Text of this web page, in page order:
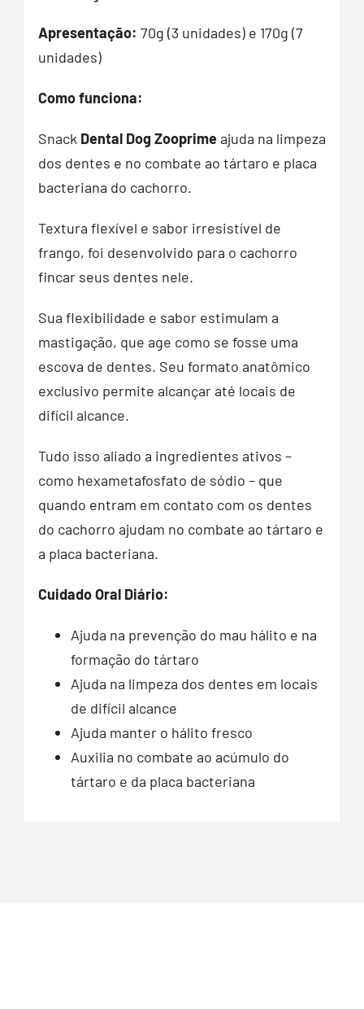
Apresentação: 70g (3 unidades) e 170g (7
unidades)
Como funciona:
Snack Dental Dog Zooprimeajuda na limpeza
dos dentes e no combate ao tártaro e placa
bacteriana do cachorro.
Textura flexível e sabor irresistível de
frango, foi desenvolvido para o cachorro
fincar seus dentes nele.
Sua flexibilidade e sabor estimulam a
mastigação, que age como se fosse uma
escova de dentes. Seu formato anatômico
exclusivo permite alcançar até locais de
difícil alcance.
Tudo isso aliado a ingredientes ativos –
como hexametafosfato de sódio – que
quando entram em contato com os dentes
do cachorro ajudam no combate ao tártaro e
a placa bacteriana.
Cuidado Oral Diário:
Ajuda na prevenção do mau hálito e na
formação do tártaro
Ajuda na limpeza dos dentes em locais
de difícil alcance
Ajuda manter o hálito fresco
Auxilia no combate ao acúmulo do
tártaro e da placa bacteriana